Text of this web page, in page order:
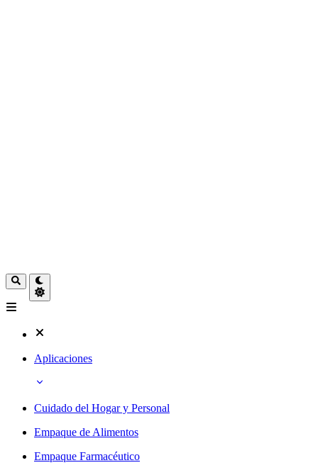
Aplicaciones
Cuidado del Hogar y Personal
Empaque de Alimentos
Empaque Farmacéutico